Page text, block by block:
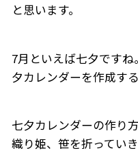
と思います。
7月といえば七夕です
夕カレンダーを作成す
七夕カレンダーの作り
織り姫、笹を折ってい